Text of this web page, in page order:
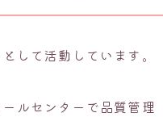
として活動しています。
ルセンターで品質管理